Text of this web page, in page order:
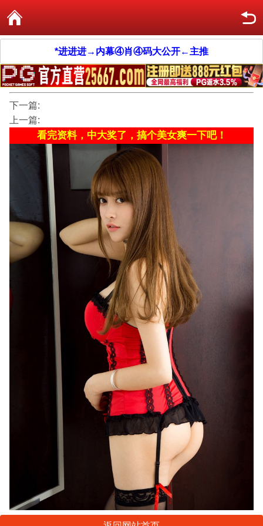
*进进进→内幕④肖④码大公开←主推
下一篇:
上一篇:
看完资料，中大奖了，搞个美女爽一下吧！